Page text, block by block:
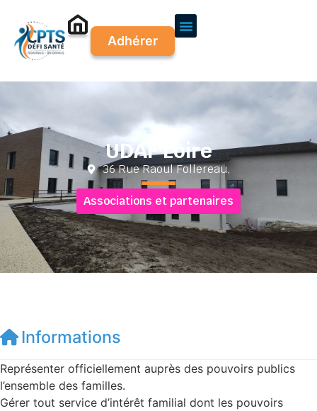
Adhérer
UDAF Loire
36 Rue Raoul Follereau,
Associations et partenaires
Informations
Représenter officiellement auprès des pouvoirs publics
l’ensemble des familles.
Gérer tout service d’intérêt familial dont les pouvoirs